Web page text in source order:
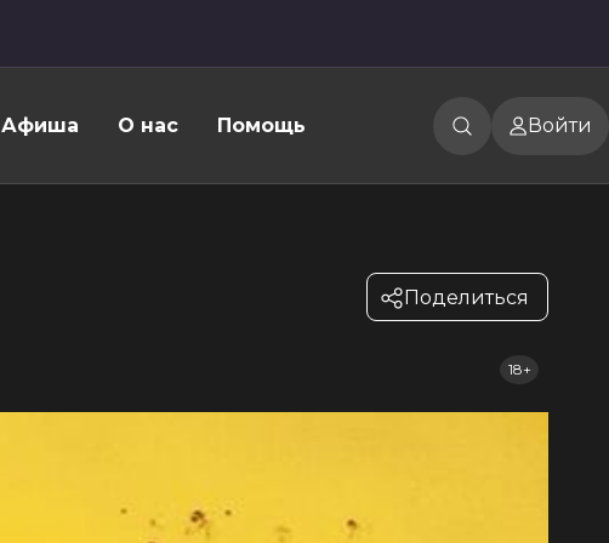
Афиша О нас Помощь Войти
Поделиться
18+